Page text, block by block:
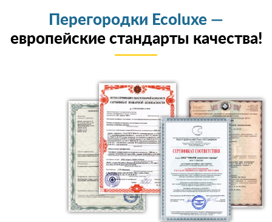
Перегородки Ecoluxe —
европейские стандарты качества!